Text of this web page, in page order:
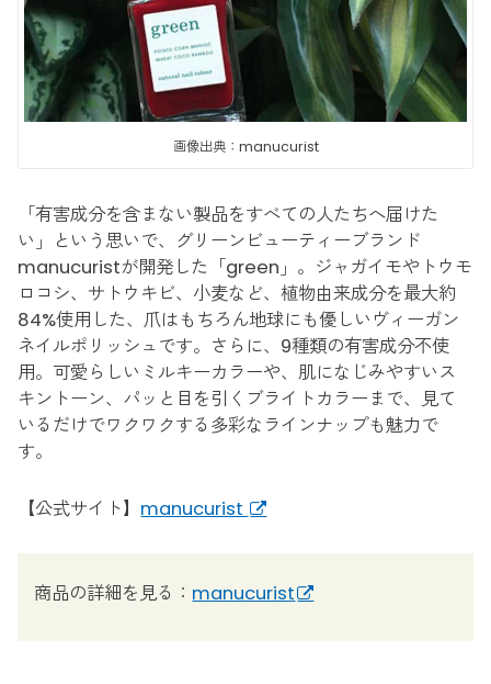
画像出典：manucurist
「有害成分を含まない製品をすべての人たちへ届けた
い」という思いで、グリーンビューティーブランド
manucuristが開発した「green」。ジャガイモやトウモ
ロコシ、サトウキビ、小麦など、植物由来成分を最大約
84%使用した、爪はもちろん地球にも優しいヴィーガン
ネイルポリッシュです。さらに、9種類の有害成分不使
用。可愛らしいミルキーカラーや、肌になじみやすいス
キントーン、パッと目を引くブライトカラーまで、見て
いるだけでワクワクする多彩なラインナップも魅力で
す。
【公式サイト】 manucurist
商品の詳細を見る： manucurist